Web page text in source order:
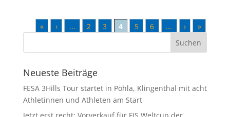
« ‹ ... 2 3 4 5 6 ... › »
Neueste Beiträge
FESA 3Hills Tour startet in Pöhla, Klingenthal mit acht
Athletinnen und Athleten am Start